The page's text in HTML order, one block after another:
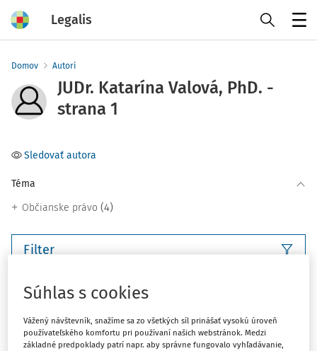
Legalis
Domov Autori
JUDr. Katarína Valová, PhD. -
strana 1
Sledovať autora
Téma
Občianske právo (4)
Filter
Počet vyhľadaných dokumentov:
Zoradiť podľa:
Najnovšie
Najstaršie
Súhlas s cookies
Vážený návštevník, snažíme sa zo všetkých síl prinášať vysokú úroveň
používateľského komfortu pri používaní našich webstránok. Medzi
základné predpoklady patrí napr. aby správne fungovalo vyhľadávanie,